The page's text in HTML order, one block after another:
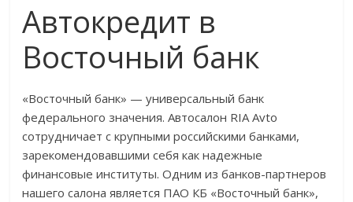
Автокредит в
Восточный банк
«Восточный банк» — универсальный банк
федерального значения. Автосалон RIA Avto
сотрудничает с крупными российскими банками,
зарекомендовавшими себя как надежные
финансовые институты. Одним из банков-партнеров
нашего салона является ПАО КБ «Восточный банк»,